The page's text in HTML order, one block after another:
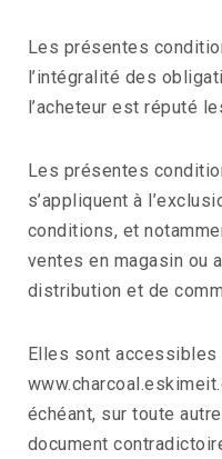
Les présentes
l’intégralité des
l’acheteur est réputé
Les présentes
s’appliquent à
conditions, et
ventes en magasin ou
distribution et de
Elles sont
échéant, sur toute
document